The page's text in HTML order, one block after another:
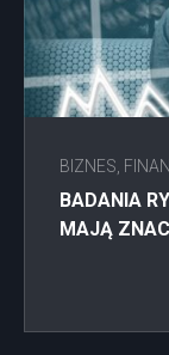
BIZNES,
BADANIA
MAJĄ